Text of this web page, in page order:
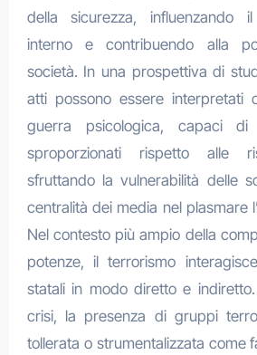
della sicurezza, influenzando
interno e contribuendo alla
società. In una prospettiva di
atti possono essere interpretati
guerra psicologica, capaci di
sproporzionati rispetto alle
sfruttando la vulnerabilità delle
centralità dei media nel plasmare
Nel contesto più ampio della
potenze, il terrorismo
statali in modo diretto e
crisi, la presenza di gruppi
tollerata o strumentalizzata come